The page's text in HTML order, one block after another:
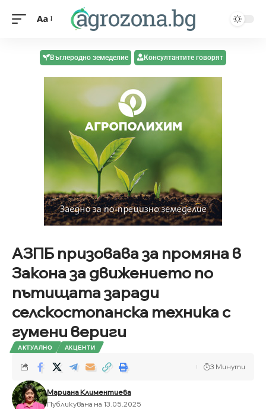
Aa
Въглеродно земеделие Консултантите говорят
АЗПБ призовава за промяна в
Закона за движението по
пътищата заради
селскостопанска техника с
гумени вериги
АКТУАЛНО АКЦЕНТИ
Мариана Климентиева
Публикувана на 13.05.2025
3 Минути